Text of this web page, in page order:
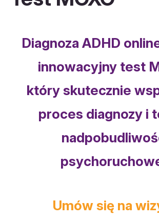
Diagnoza ADHD
innowacyjny test
który skutecznie
proces diagnozy i
Umów się na